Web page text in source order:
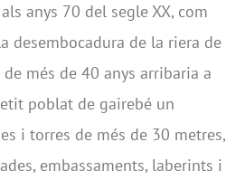
anys 70 del segle XX, com
desembocadura de la riera de
més de 40 anys arribaria a
poblat de gairebé un
i torres de més de 30 metres,
embassaments, laberints i